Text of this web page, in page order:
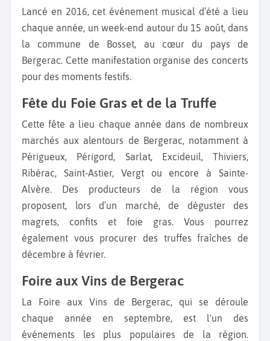
Lancé en 2016, cet événement musical d’été a lieu
chaque année, un week-end autour du 15 août, dans
la commune de Bosset, au cœur du pays de
Bergerac. Cette manifestation organise des concerts
pour des moments festifs.
Fête du Foie Gras et de la Truffe
Cette fête a lieu chaque année dans de nombreux
marchés aux alentours de Bergerac, notamment à
Périgueux, Périgord, Sarlat, Excideuil, Thiviers,
Ribérac, Saint-Astier, Vergt ou encore à Sainte-
Alvère. Des producteurs de la région vous
proposent, lors d’un marché, de déguster des
magrets, confits et foie gras. Vous pourrez
également vous procurer des truffes fraîches de
décembre à février.
Foire aux Vins de Bergerac
La Foire aux Vins de Bergerac, qui se déroule
chaque année en septembre, est l'un des
événements les plus populaires de la région.